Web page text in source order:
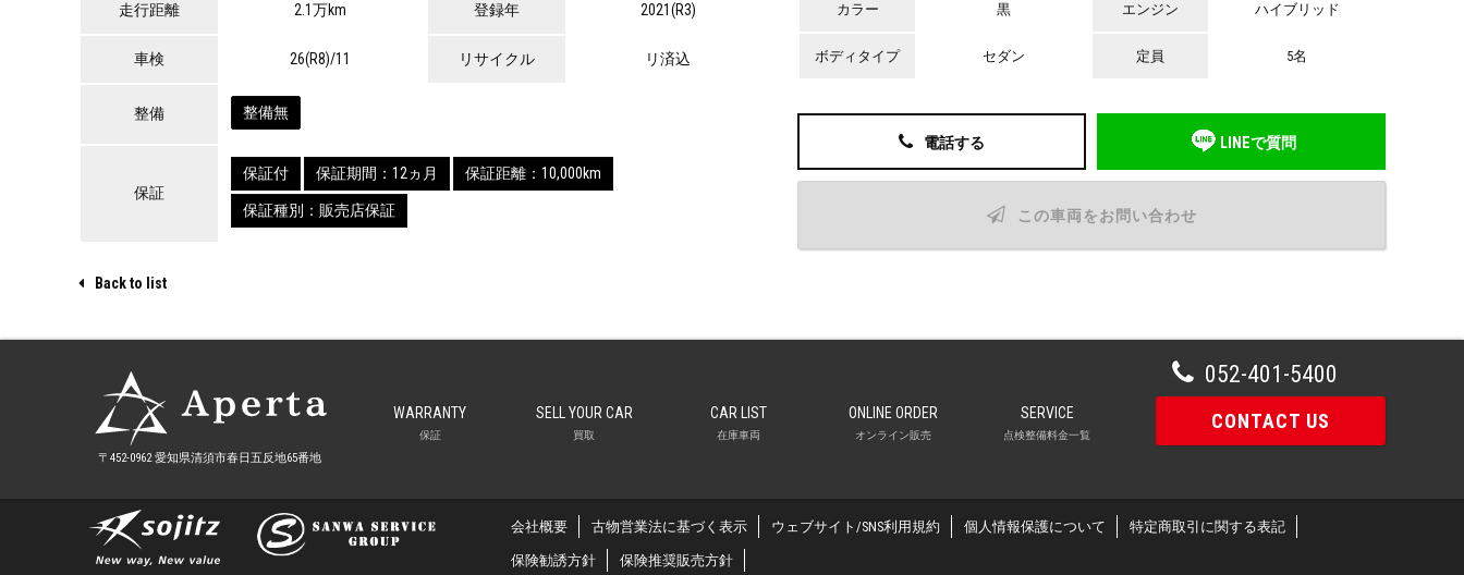
走行距離 2.1万km 登録年 2021(R3)
車検 26(R8)/11 リサイクル リ済込
整備 整備無
保証
保証付 保証期間：12ヵ月 保証距離：10,000km
保証種別：販売店保証
カラー 黒 エンジン ハイブリッド
ボディタイプ セダン 定員 5名
電話する LINEで質問
この車両をお問い合わせ
Back to list
〒452-0962 愛知県清須市春日五反地65番地
WARRANTY
保証
SELL YOUR CAR
買取
CAR LIST
在庫車両
ONLINE ORDER
オンライン販売
SERVICE
点検整備料金一覧
052-401-5400
CONTACT US
会社概要 古物営業法に基づく表示 ウェブサイト/SNS利用規約 個人情報保護について 特定商取引に関する表記
保険勧誘方針 保険推奨販売方針